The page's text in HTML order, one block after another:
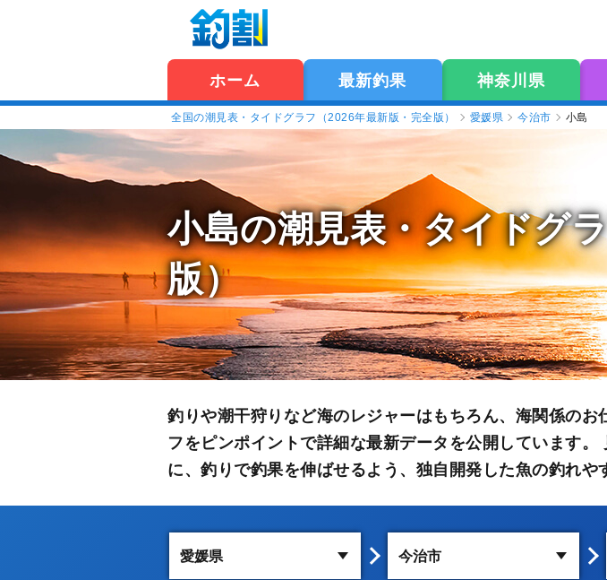
ホーム 最新釣果 神奈川県
全国の潮見表・タイドグラフ（2026年最新版・完全版） 愛媛県 今治市 小島
小島の潮見表・タイドグ
版）
釣りや潮干狩りなど海のレジャーはもちろん、海関係の
フをピンポイントで詳細な最新データを公開しています
に、釣りで釣果を伸ばせるよう、独自開発した魚の釣れ